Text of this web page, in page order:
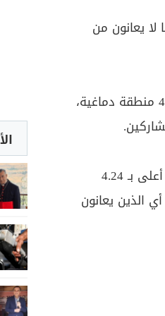
و70 مشاركا سليما لا يعانون من
وباستخدام صور الرنين المغناطيسي، قيم الباحثون أكثر من 400 منطقة دماغية،
أظهرت النتائج أن فجوة عمر الدماغ لدى مرضى الشقيقة كانت أعلى بـ 4.24
الذين يعانون